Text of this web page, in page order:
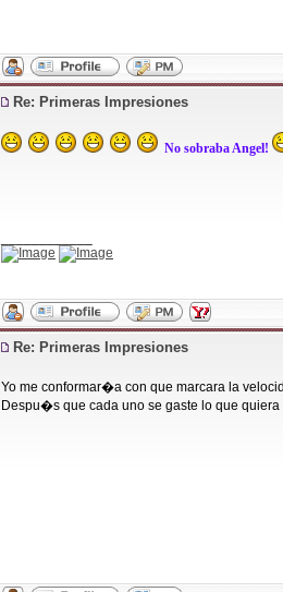
Re: Primeras Impresiones
No sobraba Angel!
Re: Primeras Impresiones
Yo me conformar�a con que marcara la
Despu�s que cada uno se gaste lo que quiera